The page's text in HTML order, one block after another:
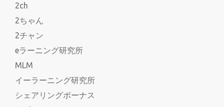
2ch
2ちゃん
2チャン
eラーニング研究所
MLM
イーラーニング研究所
シェアリングボーナス